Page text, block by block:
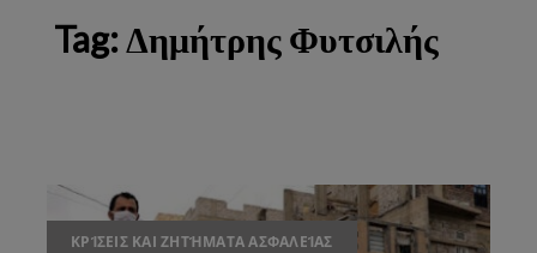
Tag:Δημήτρης Φυτσιλής
ΚΡΊΣΕΙΣ ΚΑΙ ΖΗΤΉΜΑΤΑ ΑΣΦΑΛΕΊΑΣ